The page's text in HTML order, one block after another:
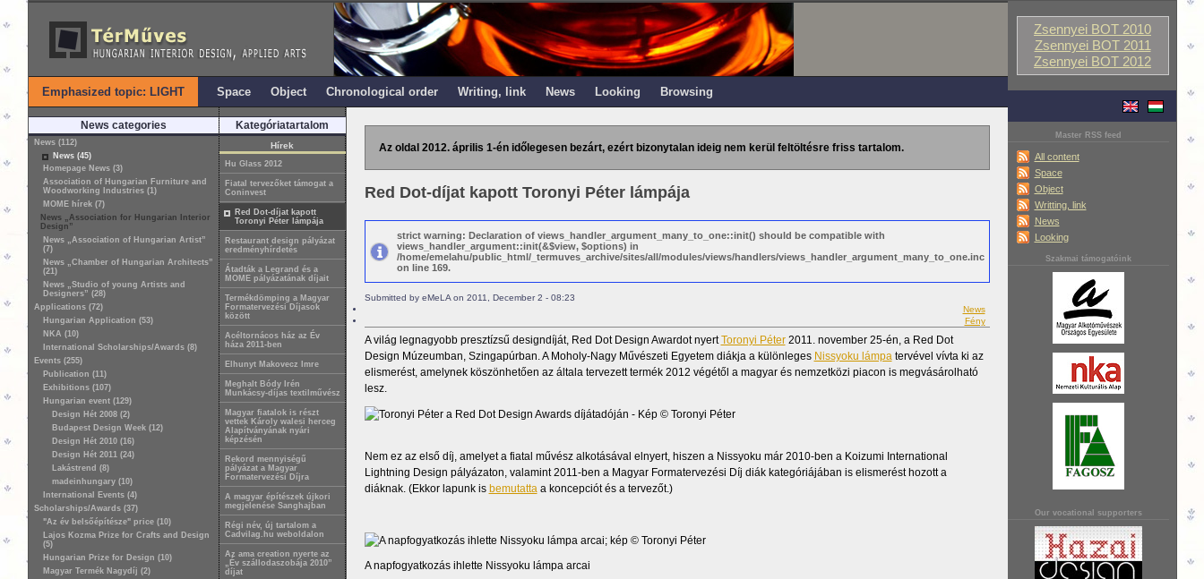
Zsennyei BOT 2010
Zsennyei BOT 2011
Zsennyei BOT 2012
Master RSS feed
All content
Space
Object
Writting, link
News
Looking
Szakmai támogatóink
Our vocational supporters
Emphasized topic: LIGHT Space Object Chronological order Writing, link News Looking Browsing
News categories
News (112)
News (45)
Homepage News (3)
Association of Hungarian Furniture and
Woodworking Industries (1)
MOME hírek (7)
News „Association for Hungarian Interior
Design”
News „Association of Hungarian Artist”
(7)
News „Chamber of Hungarian Architects”
(21)
News „Studio of young Artists and
Designers” (28)
Applications (72)
Hungarian Application (53)
NKA (10)
International Scholarships/Awards (8)
Events (255)
Publication (11)
Exhibitions (107)
Hungarian event (129)
Design Hét 2008 (2)
Budapest Design Week (12)
Design Hét 2010 (16)
Design Hét 2011 (24)
Lakástrend (8)
madeinhungary (10)
International Events (4)
Scholarships/Awards (37)
"Az év belsőépítésze" price (10)
Lajos Kozma Prize for Crafts and Design
(5)
Hungarian Prize for Design (10)
Magyar Termék Nagydíj (2)
Kategóriatartalom
Hírek
Hu Glass 2012
Fiatal tervezőket támogat a
Coninvest
Red Dot-díjat kapott
Toronyi Péter lámpája
Restaurant design pályázat
eredményhírdetés
Átadták a Legrand és a
MOME pályázatának díjait
Termékdömping a Magyar
Formatervezési Díjasok
között
Acéltornácos ház az Év
háza 2011-ben
Elhunyt Makovecz Imre
Meghalt Bódy Irén
Munkácsy-díjas textilművész
Magyar fiatalok is részt
vettek Károly walesi herceg
Alapítványának nyári
képzésén
Rekord mennyiségű
pályázat a Magyar
Formatervezési Díjra
A magyar építészek újkori
megjelenése Sanghajban
Régi név, új tartalom a
Cadvilag.hu weboldalon
Az ama creation nyerte az
„Év szállodaszobája 2010”
díjat
Az oldal 2012. április 1-én időlegesen bezárt, ezért bizonytalan ideig nem kerül feltöltésre friss tartalom.
Red Dot-díjat kapott Toronyi Péter lámpája
strict warning: Declaration of views_handler_argument_many_to_one::init() should be compatible with
views_handler_argument::init(&$view, $options) in
/home/emelahu/public_html/_termuves_archive/sites/all/modules/views/handlers/views_handler_argument_many_to_one.inc
on line 169.
Submitted by eMeLA on 2011, December 2 - 08:23
News
Fény
A világ legnagyobb presztízsű designdíját, Red Dot Design Awardot nyertToronyi Péter2011. november 25-én, a Red Dot
Design Múzeumban, Szingapúrban. A Moholy-Nagy Művészeti Egyetem diákja a különleges Nissyoku lámpatervével vívta ki az
elismerést, amelynek köszönhetően az általa tervezett termék 2012 végétől a magyar és nemzetközi piacon is megvásárolható
lesz.
Nem ez az első díj, amelyet a fiatal művész alkotásával elnyert, hiszen a Nissyoku már 2010-ben a Koizumi International
Lightning Design pályázaton, valamint 2011-ben a Magyar Formatervezési Díj diák kategóriájában is elismerést hozott a
diáknak. (Ekkor lapunk is bemutatta a koncepciót és a tervezőt.)
A napfogyatkozás ihlette Nissyoku lámpa arcai